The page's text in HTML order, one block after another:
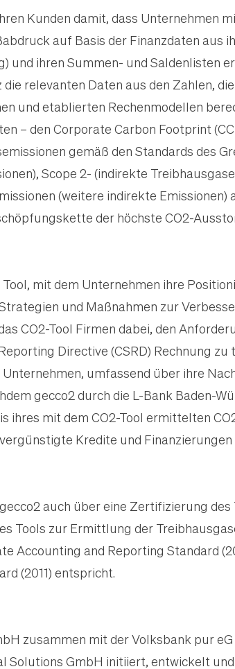
Kunden damit, dass Unternehmen
auf Basis der Finanzdaten aus
und ihren Summen- und Saldenlisten
relevanten Daten aus den Zahlen,
und etablierten Rechenmodellen
– den Corporate Carbon Footprint
gemäß den Standards des
Scope 2- (indirekte
(weitere indirekte Emissionen)
der höchste CO2-
mit dem Unternehmen ihre
und Maßnahmen zur
CO2-Tool Firmen dabei, den
Directive (CSRD) Rechnung zu
umfassend über ihre
gecco2 durch die L-Bank Baden-
ihres mit dem CO2-Tool ermittelten
Kredite und Finanzierungen
auch über eine Zertifizierung des
Tools zur Ermittlung der
Accounting and Reporting Standard
(2011) entspricht.
zusammen mit der Volksbank pur eG
Solutions GmbH initiiert, entwickelt